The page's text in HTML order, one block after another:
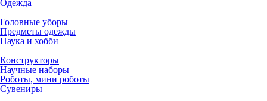
Одежда
Головные уборы
Предметы одежды
Наука и хобби
Конструкторы
Научные наборы
Роботы, мини роботы
Сувениры